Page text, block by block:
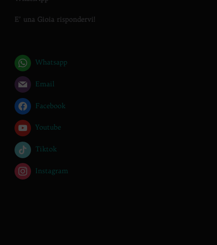
E’ una Gioia rispondervi!
Whatsapp
Email
Facebook
Youtube
Tiktok
Instagram